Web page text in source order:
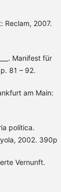
Reclam, 2007.
Manifest für
81 – 92.
am Main:
política.
2002. 390p
Vernunft.